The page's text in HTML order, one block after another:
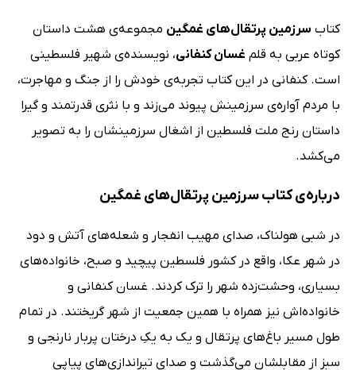
کتاب سرزمین پرتقال‌های غمگین مجموعه‌ی هشت داستان
کوتاه عربی به قلم غسان کنفانی، نویسنده‌ی شهیر فلسطینی
است. کنفانی در این کتاب تجربه‌ی خودش را از جنگ و مهاجرت،
با مردم آواره‌ی سرزمینش پیوند می‌زند و با نثری قدرتمند و گیرا
داستان رنج ملت فلسطین از اشغال سرزمینشان را به تصویر
می‌کشد.
درباره‌ی کتاب سرزمین پرتقال‌های غمگین
در شبی هولناک، صدای مهیب انفجار و شعله‌های آتش و دود
در شهر عکا، واقع در کشور فلسطین پیچید و صبح، خانواده‌های
بسیاری، وحشت‌زده‌ شهر را ترک کردند. غسان کنفانی و
خانواده‌اش نیز همراه با همین جمعیت از شهر گریختند. در تمام
طول مسیر باغ‌های پرتقال و یک به یکِ درختان پربار نارنجی و
سبز از مقابلشان می‌گذشت و صدای تیراندازی‌های پیاپی